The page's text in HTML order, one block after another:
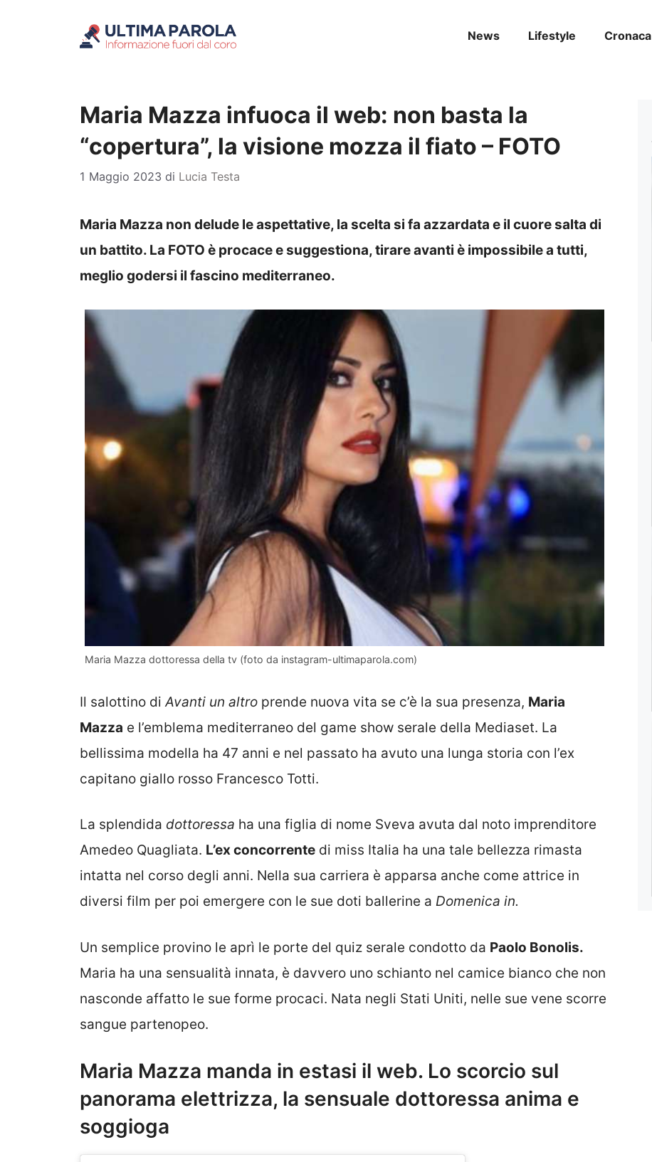
News Lifestyle Cronaca
Maria Mazza infuoca il web: non basta la
“copertura”, la visione mozza il fiato – FOTO
1 Maggio 2023 di Lucia Testa
Maria Mazza non delude le aspettative, la scelta si fa azzardata e il cuore salta di
un battito. La FOTO è procace e suggestiona, tirare avanti è impossibile a tutti,
meglio godersi il fascino mediterraneo.
Maria Mazza dottoressa della tv (foto da instagram-ultimaparola.com)
Il salottino di Avanti un altro prende nuova vita se c’è la sua presenza, Maria
Mazza e l’emblema mediterraneo del game show serale della Mediaset. La
bellissima modella ha 47 anni e nel passato ha avuto una lunga storia con l’ex
capitano giallo rosso Francesco Totti.
La splendida dottoressa ha una figlia di nome Sveva avuta dal noto imprenditore
Amedeo Quagliata. L’ex concorrente di miss Italia ha una tale bellezza rimasta
intatta nel corso degli anni. Nella sua carriera è apparsa anche come attrice in
diversi film per poi emergere con le sue doti ballerine a Domenica in.
Un semplice provino le aprì le porte del quiz serale condotto da Paolo Bonolis.
Maria ha una sensualità innata, è davvero uno schianto nel camice bianco che non
nasconde affatto le sue forme procaci. Nata negli Stati Uniti, nelle sue vene scorre
sangue partenopeo.
Maria Mazza manda in estasi il web. Lo scorcio sul
panorama elettrizza, la sensuale dottoressa anima e
soggioga